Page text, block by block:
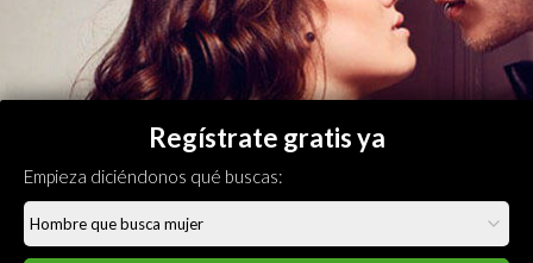
Regístrate gratis ya
Empieza diciéndonos qué buscas: